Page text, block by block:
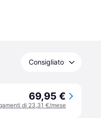
Consigliato
69,95 €
di 23,31 €/mese